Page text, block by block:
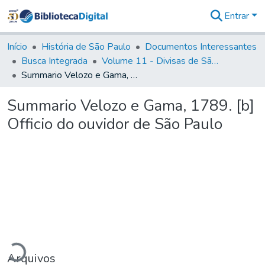
&
Coleções
Tudo na
Biblioteca
Estatísticas
Entrar
Início História de São Paulo
Documentos Interessantes
Busca Integrada
Volume 11 - Divisas de São Paulo e Minas Gerais
Summario Velozo e Gama, 1789. [b] Officio do ouvidor de São Paulo
Summario Velozo e Gama, 1789. [b]
Officio do ouvidor de São Paulo
Arquivos